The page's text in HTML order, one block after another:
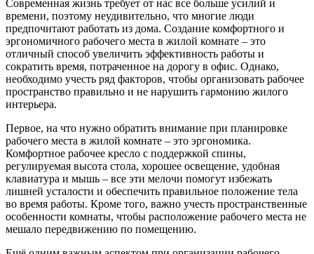
Современная жизнь требует от нас все больше усилий и
времени, поэтому неудивительно, что многие люди
предпочитают работать из дома. Создание комфортного и
эргономичного рабочего места в жилой комнате – это
отличный способ увеличить эффективность работы и
сократить время, потраченное на дорогу в офис. Однако,
необходимо учесть ряд факторов, чтобы организовать рабочее
пространство правильно и не нарушить гармонию жилого
интерьера.
Первое, на что нужно обратить внимание при планировке
рабочего места в жилой комнате – это эргономика.
Комфортное рабочее кресло с поддержкой спины,
регулируемая высота стола, хорошее освещение, удобная
клавиатура и мышь – все эти мелочи помогут избежать
лишней усталости и обеспечить правильное положение тела
во время работы. Кроме того, важно учесть пространственные
особенности комнаты, чтобы расположение рабочего места не
мешало передвижению по помещению.